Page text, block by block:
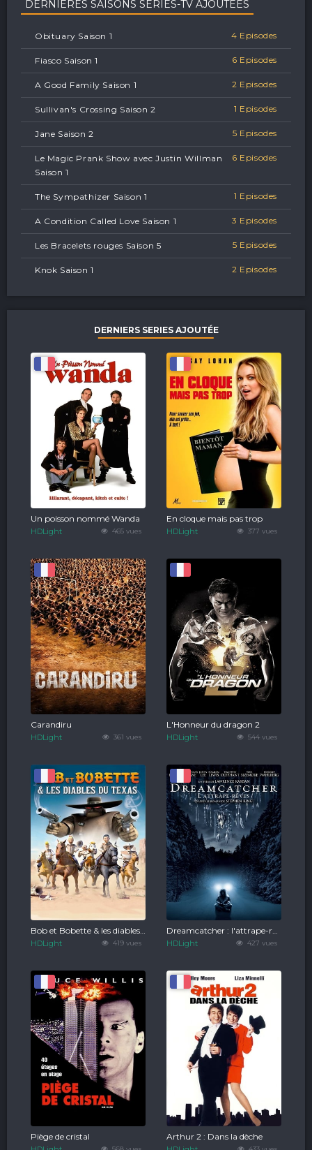
DERNIÈRES SAISONS SÉRIES-TV AJOUTÉES
Obituary Saison 1 4 Episodes
Fiasco Saison 1 6 Episodes
A Good Family Saison 1 2 Episodes
Sullivan's Crossing Saison 2 1 Episodes
Jane Saison 2 5 Episodes
Le Magic Prank Show avec Justin Willman
Saison 1
6 Episodes
The Sympathizer Saison 1 1 Episodes
A Condition Called Love Saison 1 3 Episodes
Les Bracelets rouges Saison 5 5 Episodes
Knok Saison 1 2 Episodes
DERNIERS SERIES AJOUTÉE
465 vues
Un poisson nommé Wanda
HDLight 377 vues
En cloque mais pas trop
HDLight
361 vues
Carandiru
HDLight 544 vues
L'Honneur du dragon 2
HDLight
419 vues
Bob et Bobette & les diables du Texas
HDLight 427 vues
Dreamcatcher : l'attrape-rêves
HDLight
Piège de cristal Arthur 2 : Dans la dèche